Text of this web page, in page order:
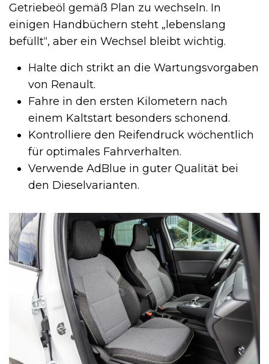
Getriebeöl gemäß Plan zu wechseln. In
einigen Handbüchern steht „lebenslang
befüllt“, aber ein Wechsel bleibt wichtig.
Halte dich strikt an die Wartungsvorgaben
von Renault.
Fahre in den ersten Kilometern nach
einem Kaltstart besonders schonend.
Kontrolliere den Reifendruck wöchentlich
für optimales Fahrverhalten.
Verwende AdBlue in guter Qualität bei
den Dieselvarianten.